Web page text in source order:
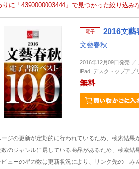
りに「4390000003444」で見つかった絞り込み
電子 2016文藝
文藝春秋
2016年12月09日発売 ／
iPad, デスクトップアプリ
無料
ジの更新が定期的に行われているため、検索結果
のジャンルに属している商品があるため、検索結
ューの星の数は更新状況により、リンク先の「み